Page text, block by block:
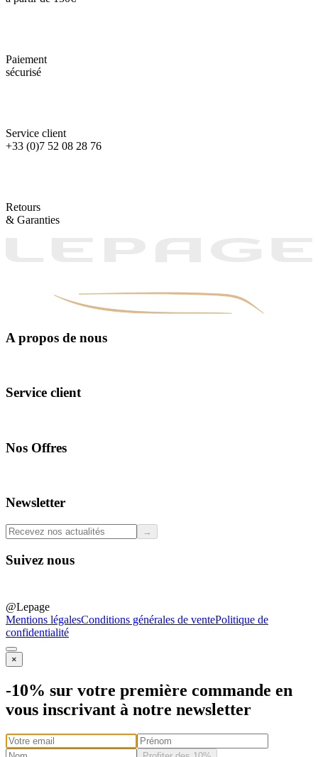
Paiement
sécurisé
Service client
+33 (0)7 52 08 28 76
Retours
& Garanties
A propos de nous
Service client
Nos Offres
Newsletter
→
Suivez nous
@Lepage
Mentions légalesConditions générales de ventePolitique de
confidentialité
×
-10% sur votre première commande en
vous inscrivant à notre newsletter